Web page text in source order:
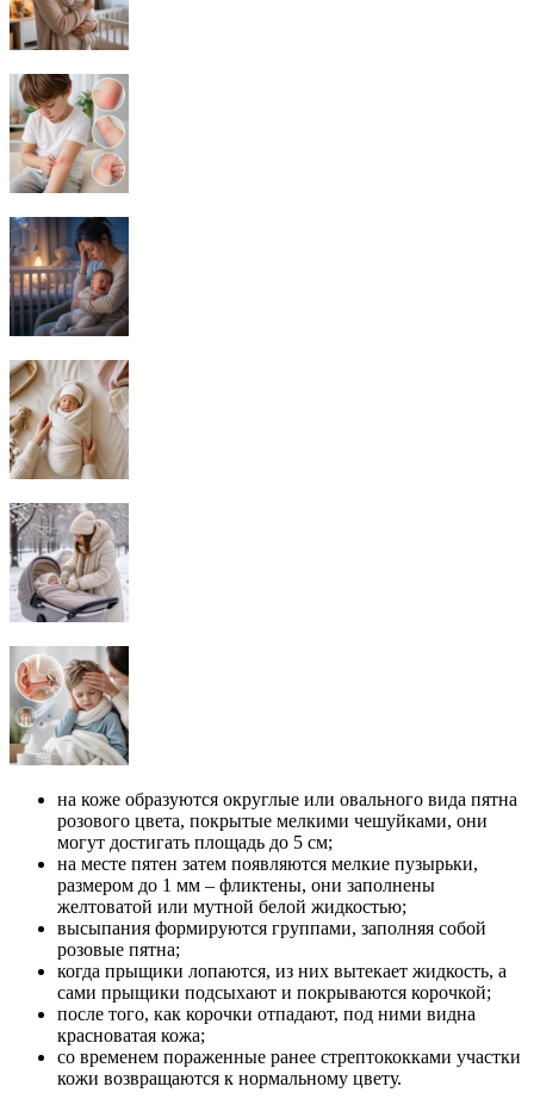
на коже образуются округлые или овального вида пятна
розового цвета, покрытые мелкими чешуйками, они
могут достигать площадь до 5 см;
на месте пятен затем появляются мелкие пузырьки,
размером до 1 мм – фликтены, они заполнены
желтоватой или мутной белой жидкостью;
высыпания формируются группами, заполняя собой
розовые пятна;
когда прыщики лопаются, из них вытекает жидкость, а
сами прыщики подсыхают и покрываются корочкой;
после того, как корочки отпадают, под ними видна
красноватая кожа;
со временем пораженные ранее стрептококками участки
кожи возвращаются к нормальному цвету.